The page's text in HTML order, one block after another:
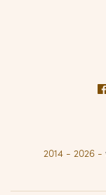
2014 - 2026 -